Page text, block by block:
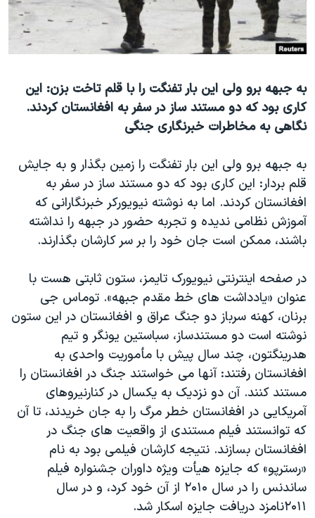
فرهنگ و زندگی
حقوق شهروندی
علم و فناوری
اسرائیل در جنگ
آرشیو پخش زنده
مستندها
انتخابات ریاست جمهوری آمریکا ۲۰۲۴
رمز مهسا
ورزش زنان در ایران
مجموعه مستندهای دادخواهی
تریبونال مردمی آبان ۹۸
دادگاه حمید نوری
چهل سال گروگان‌گیری
اعتراضات مردمی آبان ۹۸
اسرائیل در جنگ
نرگس محمدی برنده جایزه نوبل صلح
همایش محافظه‌کاران آمریکا «سی‌پک»
صفحه‌های ویژه
سفر پرزیدنت ترامپ به چین
دنبال کنید
زبانهای مختلف
به جبهه برو ولی این بار تفنگت را با قلم تاخت بزن: این
کاری بود که دو مستند ساز در سفر به افغانستان کردند.
نگاهی به مخاطرات خبرنگاری جنگی
به جبهه برو ولی این بار تفنگت را زمین بگذار و به جایش
قلم بردار: این کاری بود که دو مستند ساز در سفر به
افغانستان کردند. اما به نوشته نیویورکر خبرنگارانی که
آموزش نظامی ندیده و تجربه حضور در جبهه را نداشته
باشند، ممکن است جان خود را بر سر کارشان بگذارند.
در صفحه اینترنتی نیویورک تایمز، ستون ثابتی هست با
عنوان «یادداشت های خط مقدم جبهه». توماس جی
برنان، کهنه سرباز دو جنگ عراق و افغانستان در این ستون
نوشته است دو مستندساز، سباستین یونگر و تیم
هدرینگتون، چند سال پیش با مأموریت واحدی به
افغانستان رفتند: آنها می خواستند جنگ در افغانستان را
مستند کنند. آن دو نزدیک به یکسال در کنارنیروهای
آمریکایی در افغانستان خطر مرگ را به جان خریدند، تا آن
که توانستند فیلم مستندی از واقعیت های جنگ در
افغانستان بسازند. نتیجه کارشان فیلمی بود به نام
«رسترپو» که جایزه هیأت ویژه داوران جشنواره فیلم
ساندنس را در سال ۲۰۱۰ از آن خود کرد، و در سال
۲۰۱۱نامزد دریافت جایزه اسکار شد.